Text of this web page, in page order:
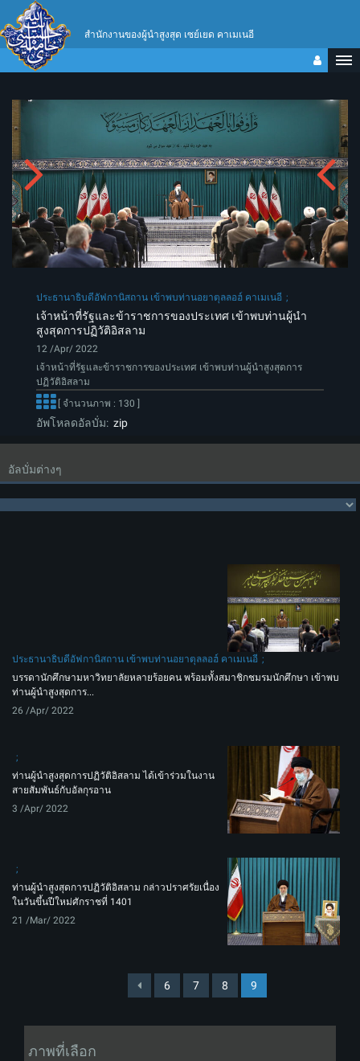
สำนักงานของผู้นำสูงสุด เซย์เยด คาเมเนอี
ประธานาธิบดีอัฟกานิสถาน เข้าพบท่านอยาตุลลอฮ์ คาเมเนอี
เจ้าหน้าที่รัฐและข้าราชการของประเทศ เข้าพบท่านผู้นำ
สูงสุดการปฏิวัติอิสลาม
12 /Apr/ 2022
เจ้าหน้าที่รัฐและข้าราชการของประเทศ เข้าพบท่านผู้นำสูงสุดการ
ปฏิวัติอิสลาม
[ จำนวนภาพ : 130 ]
อัพโหลดอัลบั่ม: zip
อัลบั่มต่างๆ
ประธานาธิบดีอัฟกานิสถาน เข้าพบท่านอยาตุลลอฮ์ คาเมเนอี
บรรดานักศึกษามหาวิทยาลัยหลายร้อยคน พร้อมทั้งสมาชิกชมรมนักศึกษา เข้าพบ
ท่านผู้นำสูงสุดการ...
26 /Apr/ 2022
ท่านผู้นำสูงสุดการปฏิวัติอิสลาม ได้เข้าร่วมในงาน
สายสัมพันธ์กับอัลกุรอาน
3 /Apr/ 2022
ท่านผู้นำสูงสุดการปฏิวัติอิสลาม กล่าวปราศรัยเนื่อง
ในวันขึ้นปีใหม่ศักราชที่ 1401
21 /Mar/ 2022
6 7 8 9
ภาพที่เลือก